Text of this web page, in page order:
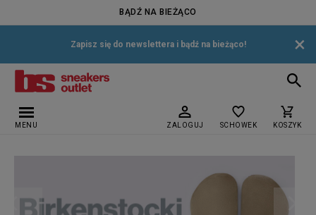
BĄDŹ NA BIEŻĄCO
Zapisz się do newslettera i bądź na bieżąco! ×
MENU ZALOGUJ SCHOWEK KOSZYK